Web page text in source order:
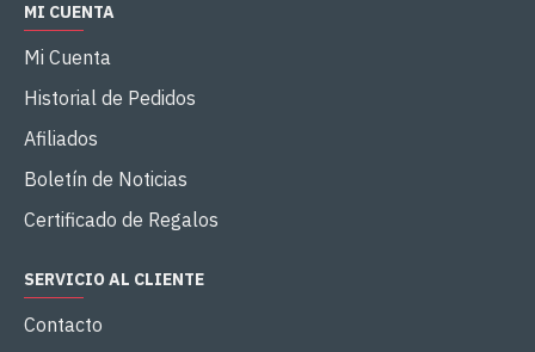
MI CUENTA
Mi Cuenta
Historial de Pedidos
Afiliados
Boletín de Noticias
Certificado de Regalos
SERVICIO AL CLIENTE
Contacto